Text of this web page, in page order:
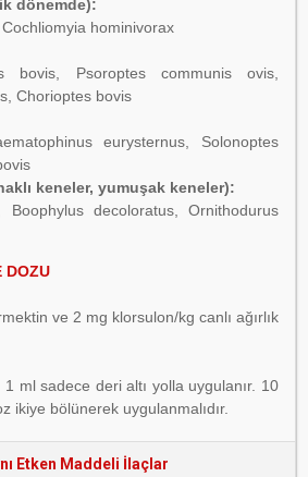
dönemde):
hominivorax
bovis, Psoroptes communis ovis,
Chorioptes bovis
eurysternus, Solonoptes
keneler, yumuşak keneler):
Boophylus decoloratus, Ornithodurus
DOZU
ve 2 mg klorsulon/kg canlı ağırlık
1 ml sadece deri altı yolla uygulanır. 10
ikiye bölünerek uygulanmalıdır.
Etken Maddeli İlaçlar